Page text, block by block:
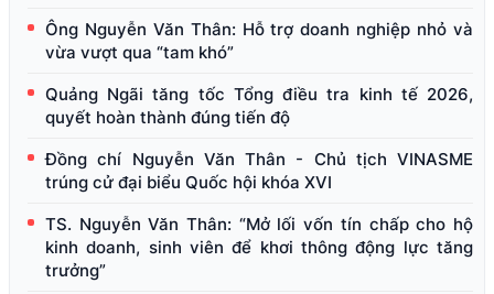
Ông Nguyễn Văn Thân: Hỗ trợ doanh nghiệp nhỏ và
vừa vượt qua “tam khó”
Quảng Ngãi tăng tốc Tổng điều tra kinh tế 2026,
quyết hoàn thành đúng tiến độ
Đồng chí Nguyễn Văn Thân - Chủ tịch VINASME
trúng cử đại biểu Quốc hội khóa XVI
TS. Nguyễn Văn Thân: “Mở lối vốn tín chấp cho hộ
kinh doanh, sinh viên để khơi thông động lực tăng
trưởng”